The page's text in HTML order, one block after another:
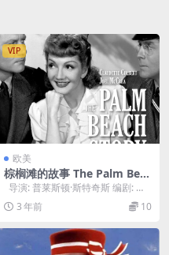
VIP
欧美
棕榈滩的故事 The Palm Beac
h Story (1942)
导演: 普莱斯顿·斯特奇斯 编剧: 普
莱斯顿·斯特奇斯 / 恩斯特...
3 年前 10